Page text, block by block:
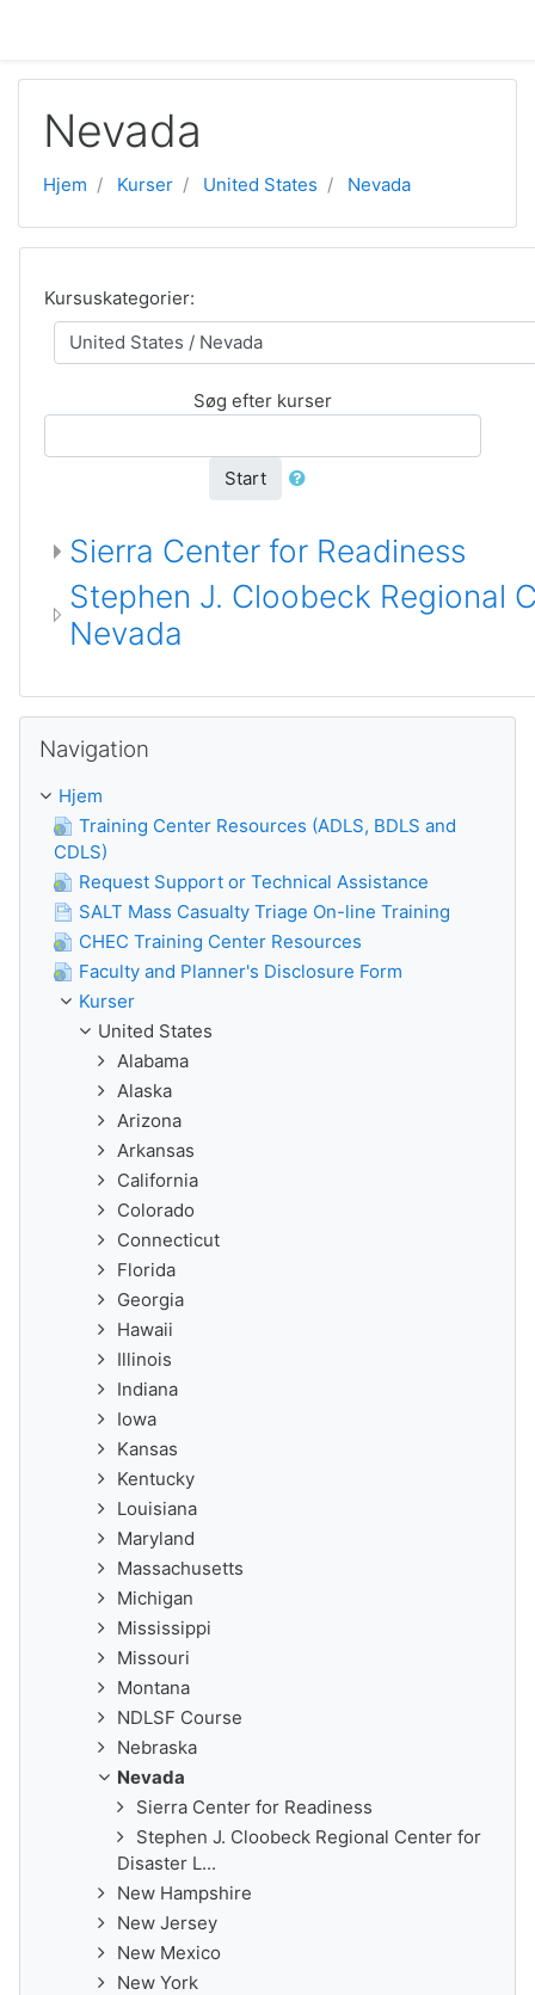
Nevada
Hjem Kurser United States Nevada
Kursuskategorier:
Søg efter kurser
Start
Sierra Center for Readiness
Stephen J. Cloobeck Regional
Nevada
Navigation
Hjem
Training Center Resources (ADLS, BDLS and
CDLS)
Request Support or Technical Assistance
SALT Mass Casualty Triage On-line Training
CHEC Training Center Resources
Faculty and Planner's Disclosure Form
Kurser
United States
Alabama
Alaska
Arizona
Arkansas
California
Colorado
Connecticut
Florida
Georgia
Hawaii
Illinois
Indiana
Iowa
Kansas
Kentucky
Louisiana
Maryland
Massachusetts
Michigan
Mississippi
Missouri
Montana
NDLSF Course
Nebraska
Nevada
Sierra Center for Readiness
Stephen J. Cloobeck Regional Center for
Disaster L...
New Hampshire
New Jersey
New Mexico
New York